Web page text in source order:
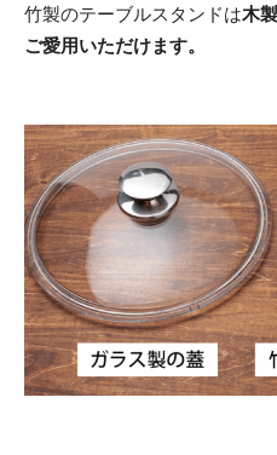
竹製のテーブルスタンドは木
ご愛用いただけます。